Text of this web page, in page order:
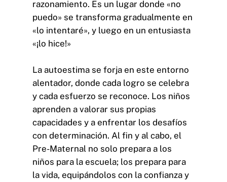
razonamiento. Es un lugar donde «no
puedo» se transforma gradualmente en
«lo intentaré», y luego en un entusiasta
«¡lo hice!»
La autoestima se forja en este entorno
alentador, donde cada logro se celebra
y cada esfuerzo se reconoce. Los niños
aprenden a valorar sus propias
capacidades y a enfrentar los desafíos
con determinación. Al fin y al cabo, el
Pre-Maternal no solo prepara a los
niños para la escuela; los prepara para
la vida, equipándolos con la confianza y